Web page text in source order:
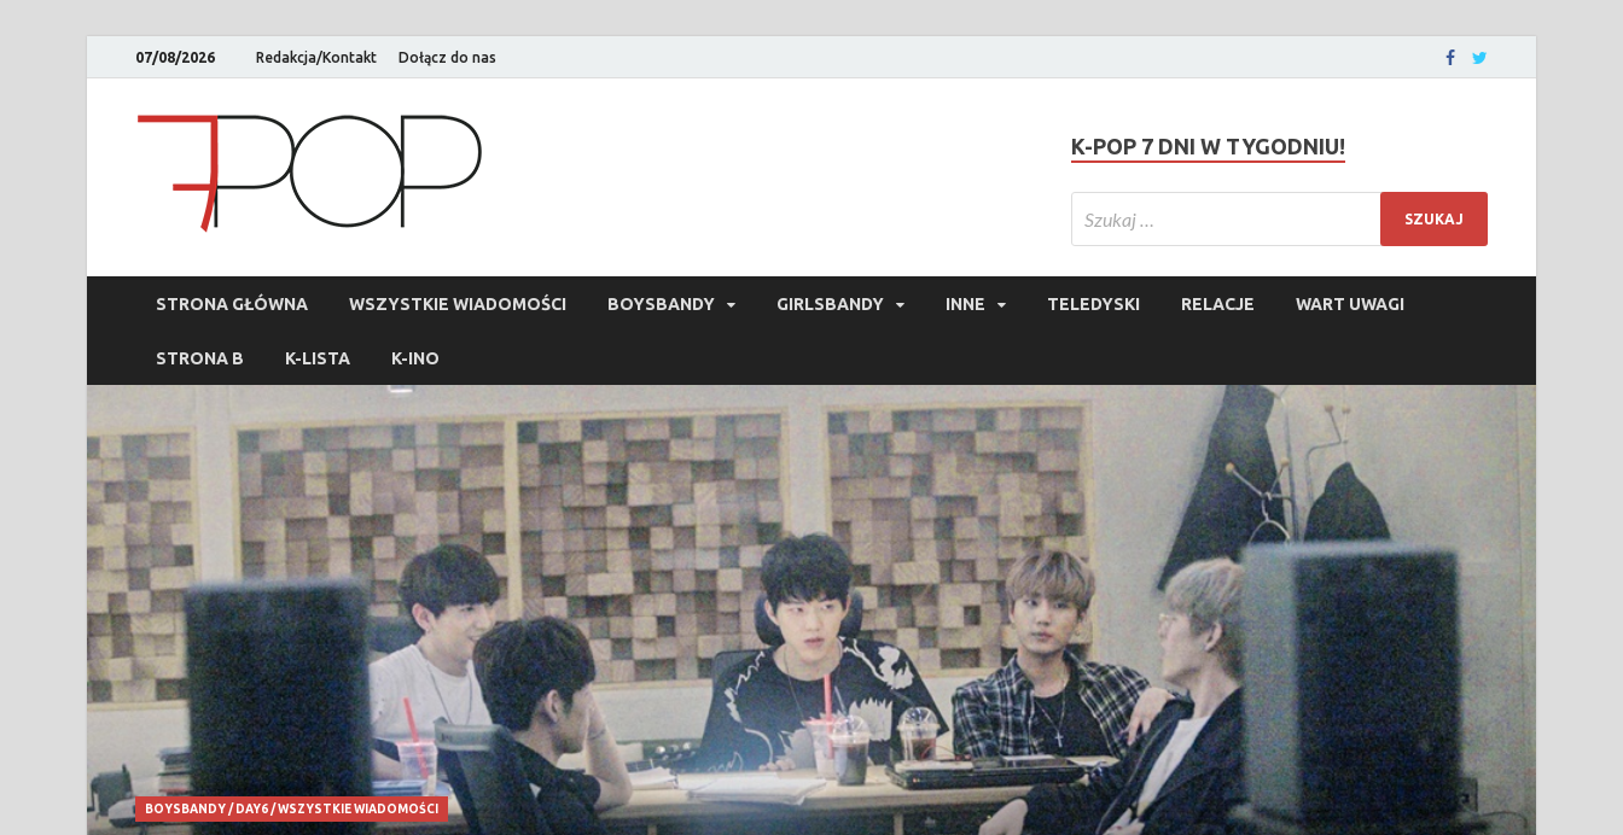
07/08/2026 Redakcja/Kontakt Dołącz do nas
K-POP 7 DNI W TYGODNIU!
STRONA GŁÓWNA WSZYSTKIE WIADOMOŚCI BOYSBANDY GIRLSBANDY INNE TELEDYSKI RELACJE WART UWAGI
STRONA B K-LISTA K-INO
BOYSBANDY/ DAY6/WSZYSTKIE WIADOMOŚCI